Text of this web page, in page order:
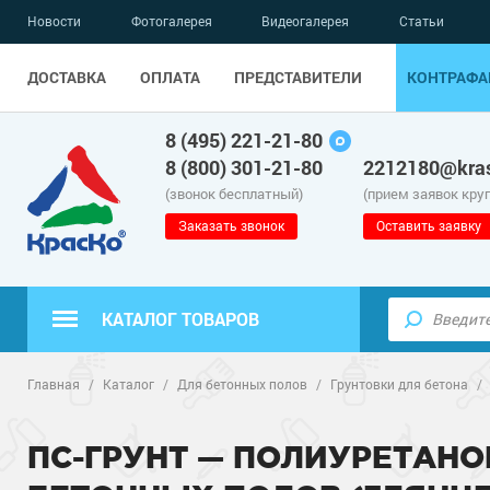
Новости Фотогалерея Видеогалерея Статьи
ДОСТАВКА ОПЛАТА ПРЕДСТАВИТЕЛИ
8 (495) 221-21-80
8 (800) 301-21-80
(звонок бесплатный)
Заказать звонок
(прием заявок
Оставить заявку
КАТАЛОГ ТОВАРОВ
Полимерные наливные полы
Водно-
Эпоксидные
Грунт-эмали
Главная / Каталог / Для бетонных полов / Грунтовки для бетона /
ПС-ГРУНТ —